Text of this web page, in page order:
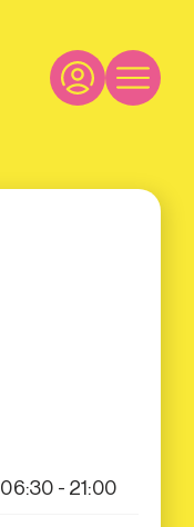
06:30 - 21:00